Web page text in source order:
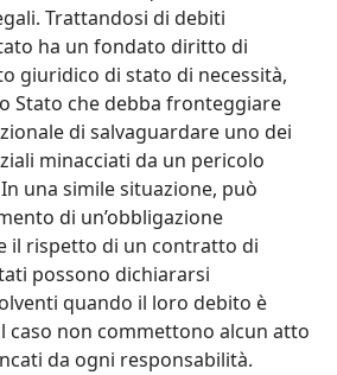
Trattandosi di debiti
ha un fondato diritto di
giuridico di stato di necessità,
Stato che debba fronteggiare
di salvaguardare uno dei
minacciati da un pericolo
una simile situazione, può
di un’obbligazione
il rispetto di un contratto di
possono dichiararsi
quando il loro debito è
caso non commettono alcun atto
da ogni responsabilità.